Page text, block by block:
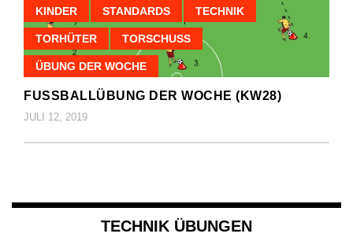
KINDER STANDARDS TECHNIK
TORHÜTER TORSCHUSS
ÜBUNG DER WOCHE
FUSSBALLÜBUNG DER WOCHE (KW28)
JULI 12, 2019
TECHNIK ÜBUNGEN